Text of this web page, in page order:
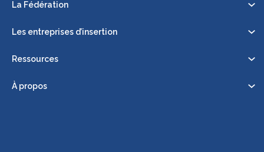
La Fédération
Les entreprises d’insertion
Ressources
À propos